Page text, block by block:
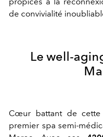
de convivialité
Le well-
Cœur battant de
premier spa semi-